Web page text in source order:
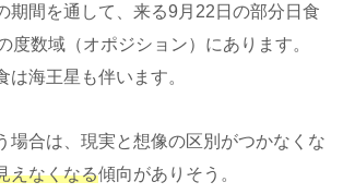
期間を通して、来る9月22日の部分日食
度数域（オポジション）にあります。
は海王星も伴います。
場合は、現実と想像の区別がつかなくな
えなくなる傾向がありそう。